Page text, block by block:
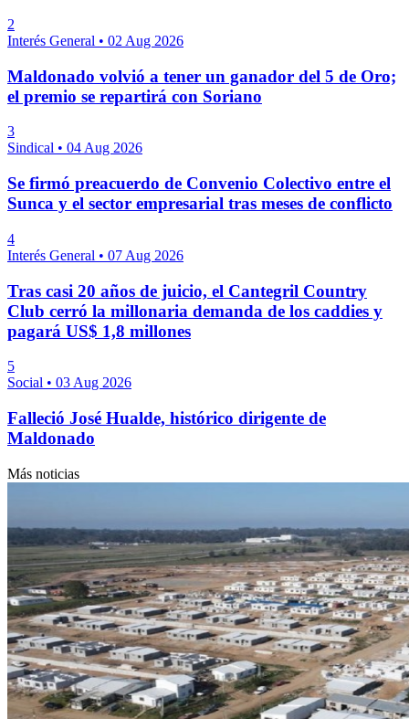
2
Interés General • 02 Aug 2026
Maldonado volvió a tener un ganador del 5 de Oro;
el premio se repartirá con Soriano
3
Sindical • 04 Aug 2026
Se firmó preacuerdo de Convenio Colectivo entre el
Sunca y el sector empresarial tras meses de conflicto
4
Interés General • 07 Aug 2026
Tras casi 20 años de juicio, el Cantegril Country
Club cerró la millonaria demanda de los caddies y
pagará US$ 1,8 millones
5
Social • 03 Aug 2026
Falleció José Hualde, histórico dirigente de
Maldonado
Más noticias